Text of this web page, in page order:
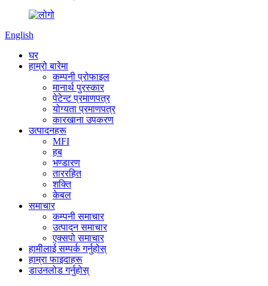
English
घर
हाम्रो बारेमा
कम्पनी प्रोफाइल
मानार्थ पुरस्कार
पेटेन्ट प्रमाणपत्र
योग्यता प्रमाणपत्र
कारखाना उपकरण
उत्पादनहरू
MFI
हब
भण्डारण
ताररहित
शक्ति
केबल
समाचार
कम्पनी समाचार
उत्पादन समाचार
एक्सपो समाचार
हामीलाई सम्पर्क गर्नुहोस्
हाम्रा फाइदाहरू
डाउनलोड गर्नुहोस्